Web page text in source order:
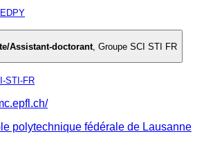
EDPY
Assistant-doctorant Groupe SCI STI FR
STI-FR